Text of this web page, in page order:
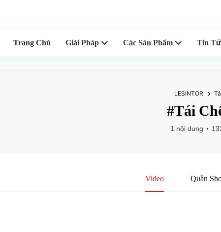
Trang Chủ Giải Pháp Các Sản Phẩm Tin
LESINTOR
#Tái
1 nội dung
Video Quần